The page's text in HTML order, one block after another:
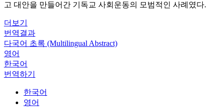
고 대안을 만들어간 기독교 사회운동의 모범적인 사례였다.
더보기
번역결과
다국어 초록 (Multilingual Abstract)
영어
한국어
번역하기
한국어
영어